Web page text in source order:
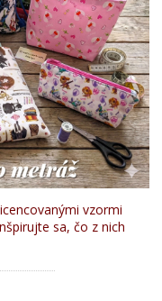
vzormi
sa, čo z nich